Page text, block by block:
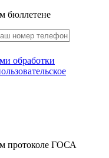
бюллетене
обработки
протоколе ГОСА